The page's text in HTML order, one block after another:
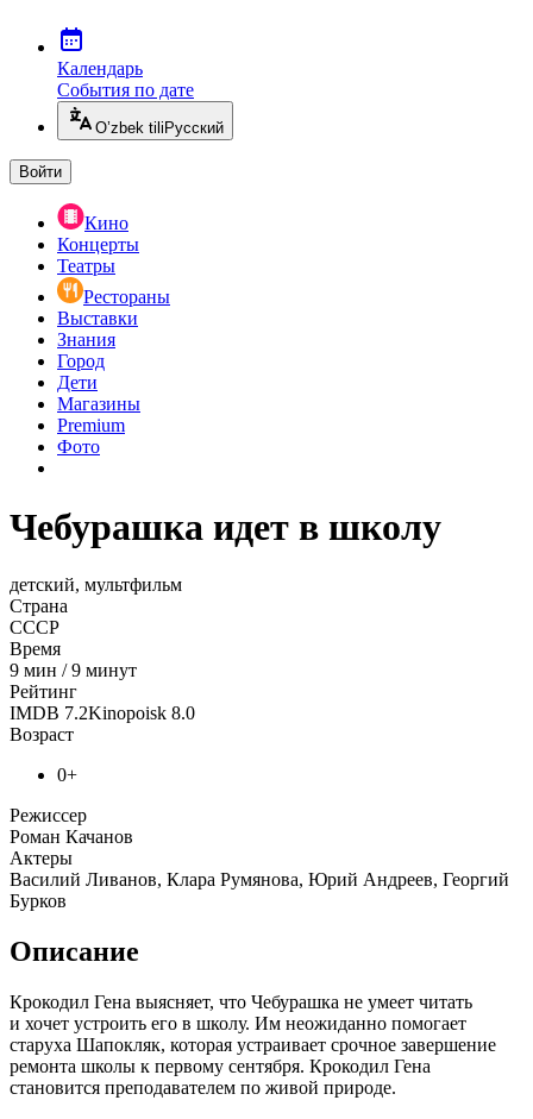
Календарь
События по дате
O’zbek tili Русский
Войти
Кино
Концерты
Театры
Рестораны
Выставки
Знания
Город
Дети
Магазины
Premium
Фото
Чебурашка идет в школу
детский, мультфильм
Страна
СССР
Время
9 мин /9 минут
Рейтинг
IMDB 7.2Kinopoisk 8.0
Возраст
0+
Режиссер
Роман Качанов
Актеры
Василий Ливанов, Клара Румянова, Юрий Андреев, Георгий
Бурков
Описание
Крокодил Гена выясняет, что Чебурашка не умеет читать
и хочет устроить его в школу. Им неожиданно помогает
старуха Шапокляк, которая устраивает срочное завершение
ремонта школы к первому сентября. Крокодил Гена
становится преподавателем по живой природе.